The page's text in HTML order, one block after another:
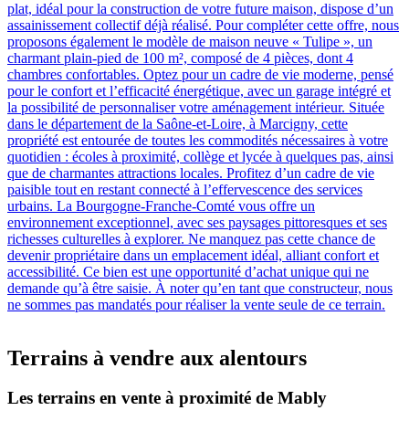
plat, idéal pour la construction de votre future maison, dispose d’un
assainissement collectif déjà réalisé. Pour compléter cette offre, nous
proposons également le modèle de maison neuve « Tulipe », un
charmant plain-pied de 100 m², composé de 4 pièces, dont 4
chambres confortables. Optez pour un cadre de vie moderne, pensé
pour le confort et l’efficacité énergétique, avec un garage intégré et
la possibilité de personnaliser votre aménagement intérieur. Située
dans le département de la Saône-et-Loire, à Marcigny, cette
propriété est entourée de toutes les commodités nécessaires à votre
quotidien : écoles à proximité, collège et lycée à quelques pas, ainsi
que de charmantes attractions locales. Profitez d’un cadre de vie
paisible tout en restant connecté à l’effervescence des services
urbains. La Bourgogne-Franche-Comté vous offre un
environnement exceptionnel, avec ses paysages pittoresques et ses
richesses culturelles à explorer. Ne manquez pas cette chance de
devenir propriétaire dans un emplacement idéal, alliant confort et
accessibilité. Ce bien est une opportunité d’achat unique qui ne
demande qu’à être saisie. À noter qu’en tant que constructeur, nous
ne sommes pas mandatés pour réaliser la vente seule de ce terrain.
Terrains à vendre aux alentours
Les terrains en vente à proximité de Mably